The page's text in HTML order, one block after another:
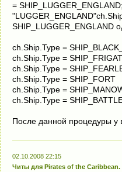
=
SHIP_LUGGER_ENGLAND
ch.Ship.Type =
ch.Ship.Type =
ch.Ship.Type =
ch.Ship.Type = SHIP_FORT
ch.Ship.Type =
ch.Ship.Type =
После данной процедуры у
02.10.2008 22:15
Читы для Pirates of the Caribbean.